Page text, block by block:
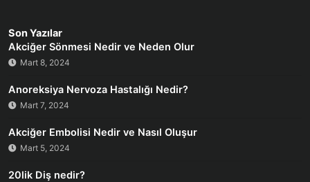
Son Yazılar
Akciğer Sönmesi Nedir ve Neden Olur
Mart 8, 2024
Anoreksiya Nervoza Hastalığı Nedir?
Mart 7, 2024
Akciğer Embolisi Nedir ve Nasıl Oluşur
Mart 5, 2024
20lik Diş nedir?